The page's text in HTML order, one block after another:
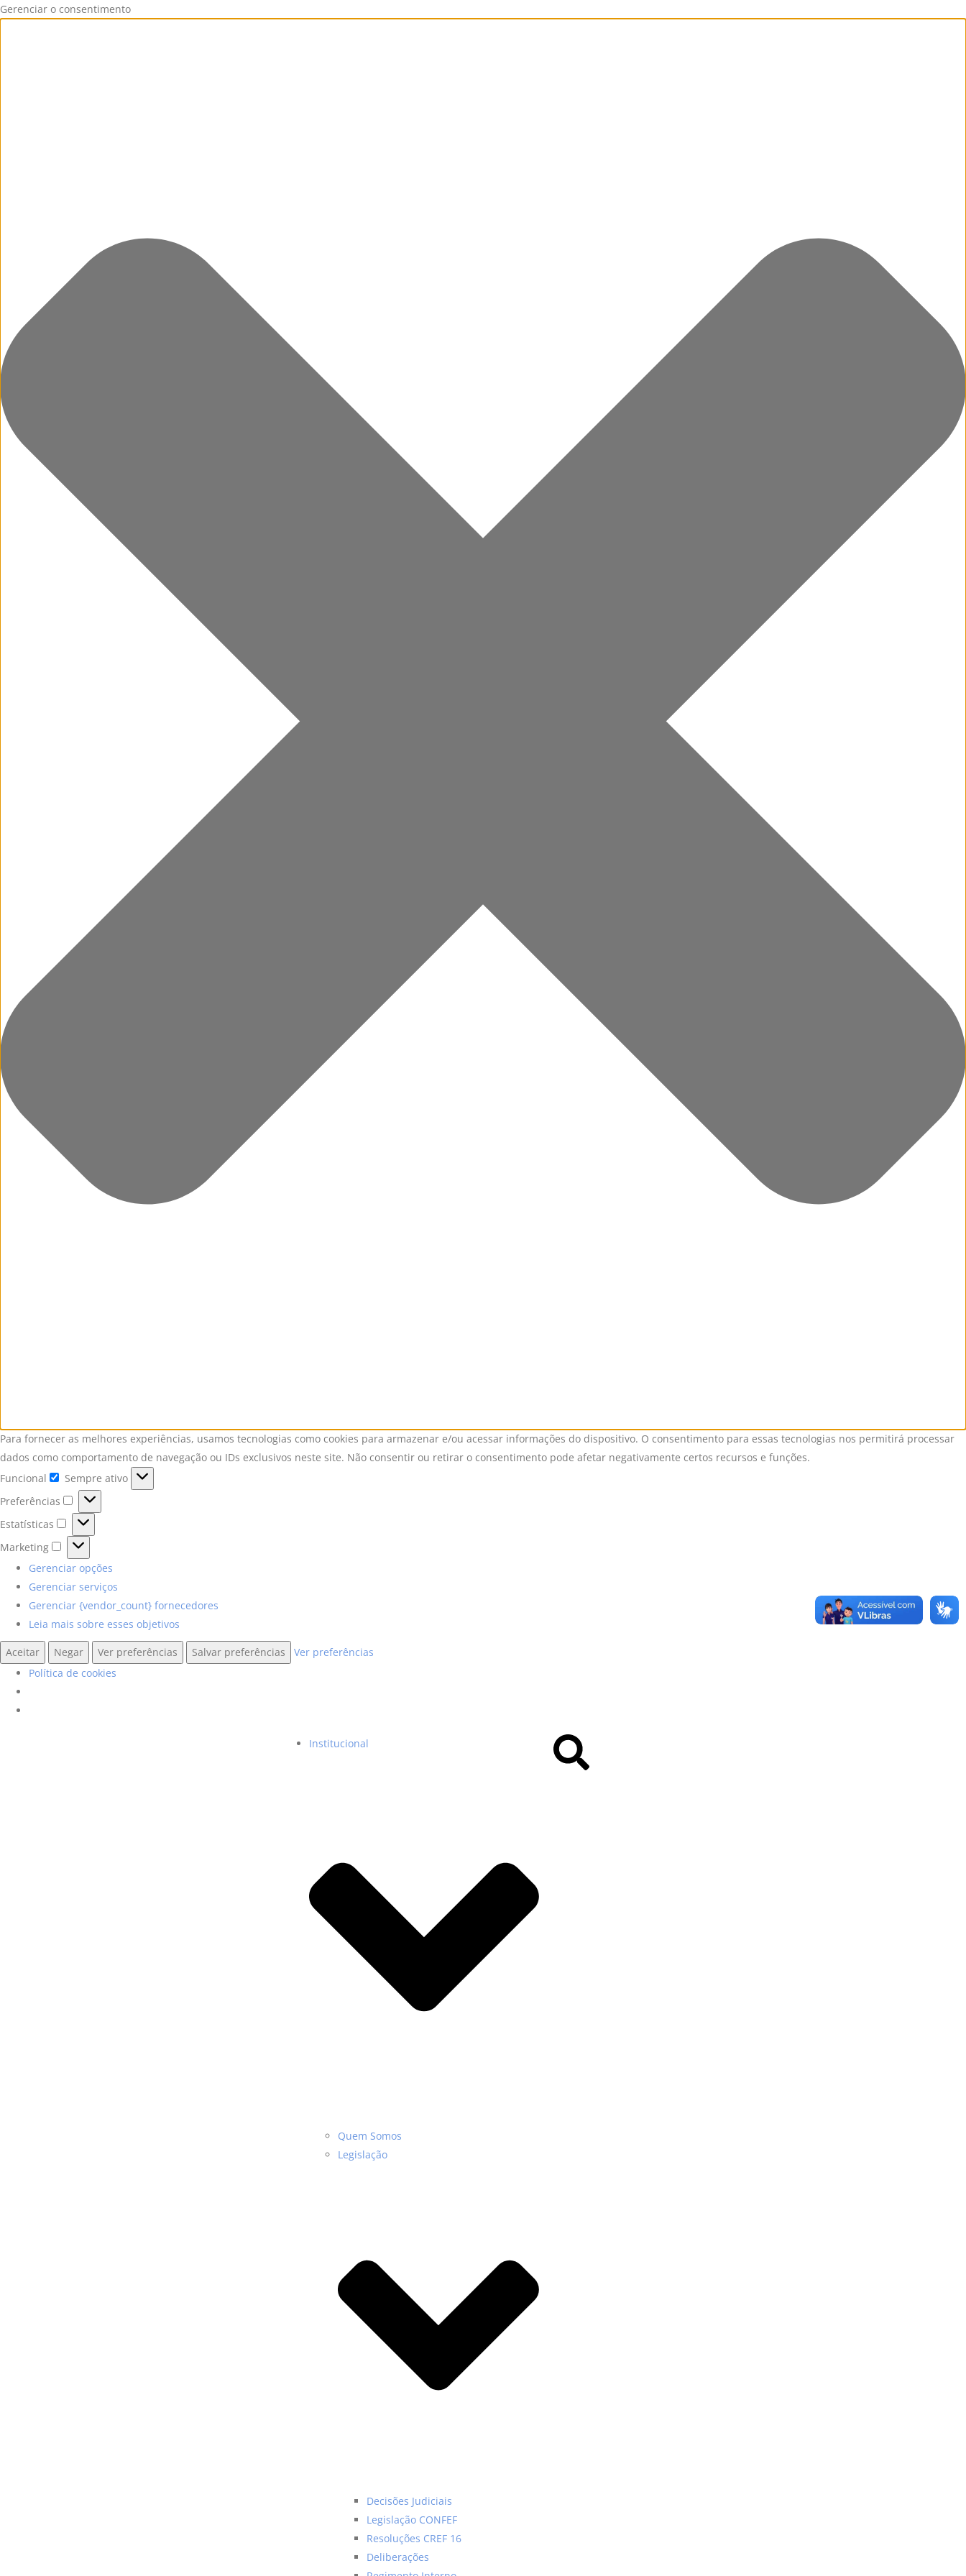
Gerenciar o consentimento
Para fornecer as melhores experiências, usamos tecnologias como cookies para armazenar e/ou acessar informações do dispositivo. O consentimento para essas tecnologias nos permitirá processar
dados como comportamento de navegação ou IDs exclusivos neste site. Não consentir ou retirar o consentimento pode afetar negativamente certos recursos e funções.
Funcional
Sempre ativo
Preferências
Estatísticas
Marketing
Gerenciar opções
Gerenciar serviços
Gerenciar {vendor_count} fornecedores
Leia mais sobre esses objetivos
Aceitar Negar Ver preferências Salvar preferências
Ver preferências
Política de cookies
Institucional
Quem Somos
Legislação
Decisões Judiciais
Legislação CONFEF
Resoluções CREF 16
Deliberações